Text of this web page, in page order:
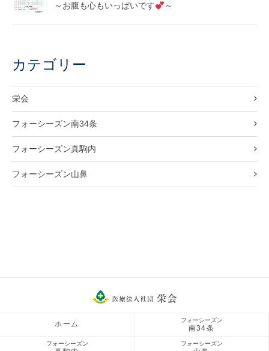
～お腹も心もいっぱいです ～
カテゴリー
栄会
フォーシーズン南34条
フォーシーズン真駒内
フォーシーズン山鼻
ホーム フォーシーズン
南34条
フォーシーズン フォーシーズン